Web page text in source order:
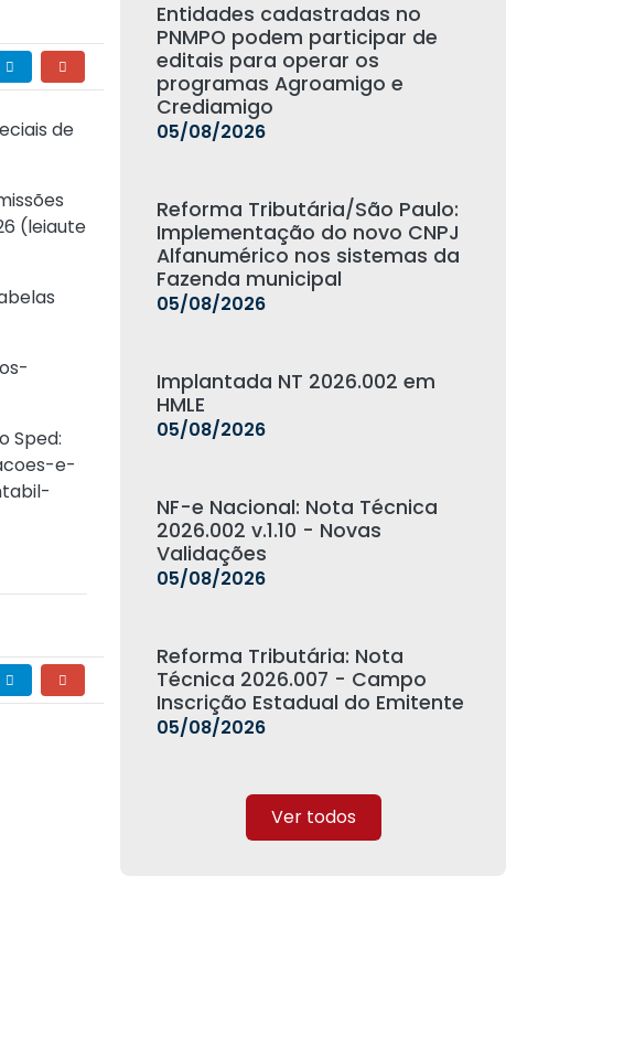
de
(leiaute
Sped:
e-
Entidades cadastradas no
PNMPO podem participar de
editais para operar os
programas Agroamigo e
Crediamigo
05/08/2026
Reforma Tributária/São Paulo:
Implementação do novo CNPJ
Alfanumérico nos sistemas da
Fazenda municipal
05/08/2026
Implantada NT 2026.002 em
HMLE
05/08/2026
NF-e Nacional: Nota Técnica
2026.002 v.1.10 - Novas
Validações
05/08/2026
Reforma Tributária: Nota
Técnica 2026.007 - Campo
Inscrição Estadual do Emitente
05/08/2026
Ver todos